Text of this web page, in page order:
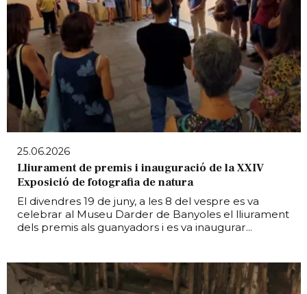
25.06.2026
Lliurament de premis i inauguració de la XXIV
Exposició de fotografia de natura
El divendres 19 de juny, a les 8 del vespre es va
celebrar al Museu Darder de Banyoles el lliurament
dels premis als guanyadors i es va inaugurar...